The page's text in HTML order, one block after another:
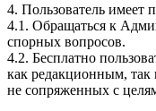
4. Пользователь имеет
4.1. Обращаться к
спорных вопросов.
4.2. Бесплатно
как редакционным, так
не сопряженных с